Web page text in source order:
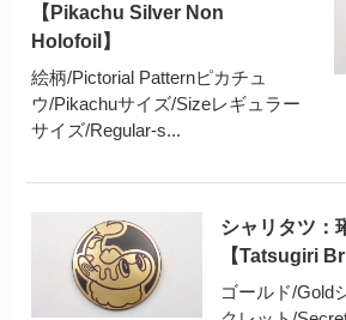
【Pikachu Silver Non
Holofoil】
絵柄/Pictorial Patternピカチュ
ウ/Pikachuサイズ/Sizeレギュラー
サイズ/Regular-s...
シャリタツ：
【Tatsugiri
ゴールド/Gold